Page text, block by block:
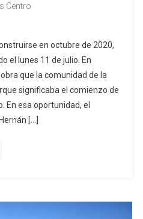
Centro
en octubre de 2020,
el lunes 11 de julio. En
que la comunidad de la
significaba el comienzo de
En esa oportunidad, el
[…]